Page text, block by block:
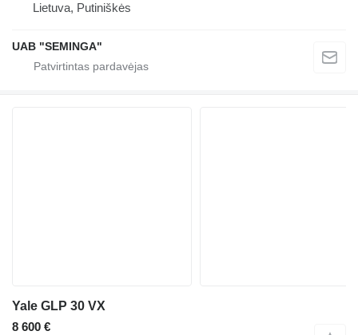
Lietuva, Putiniškės
UAB "SEMINGA"
Yale GLP 30 VX
8 600 €